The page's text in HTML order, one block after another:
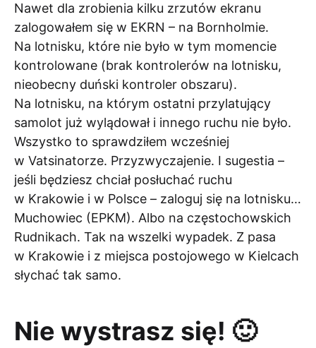
Nawet dla zrobienia kilku zrzutów ekranu
zalogowałem się w EKRN – na Bornholmie.
Na lotnisku, które nie było w tym momencie
kontrolowane (brak kontrolerów na lotnisku,
nieobecny duński kontroler obszaru).
Na lotnisku, na którym ostatni przylatujący
samolot już wylądował i innego ruchu nie było.
Wszystko to sprawdziłem wcześniej
w Vatsinatorze. Przyzwyczajenie. I sugestia –
jeśli będziesz chciał posłuchać ruchu
w Krakowie i w Polsce – zaloguj się na lotnisku…
Muchowiec (EPKM). Albo na częstochowskich
Rudnikach. Tak na wszelki wypadek. Z pasa
w Krakowie i z miejsca postojowego w Kielcach
słychać tak samo.
Nie wystrasz się! 🙂